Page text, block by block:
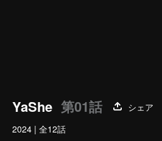
YaShe 第01話
シェア
2024 | 全12話